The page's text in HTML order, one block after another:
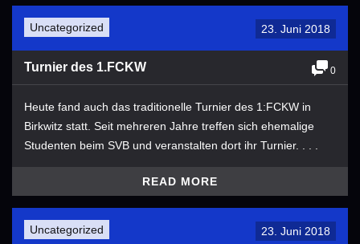
Uncategorized 23. Juni 2018
Turnier des 1.FCKW 0
Heute fand auch das traditionelle Turnier des 1:FCKW in
Birkwitz statt. Seit mehreren Jahre treffen sich ehemalige
Studenten beim SVB und veranstalten dort ihr Turnier. . . .
READ MORE
Uncategorized 23. Juni 2018